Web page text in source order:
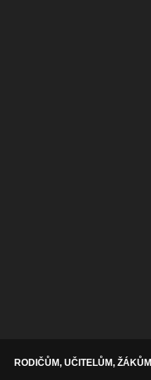
RODIČŮM, UČITELŮM, ŽÁKŮM